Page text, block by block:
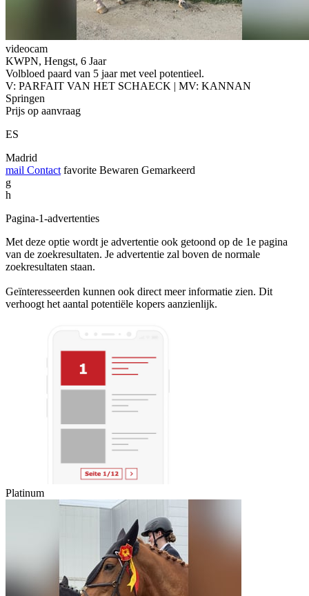
videocam
KWPN, Hengst, 6 Jaar
Volbloed paard van 5 jaar met veel potentieel.
V: PARFAIT VAN HET SCHAECK | MV: KANNAN
Springen
Prijs op aanvraag
ES
Madrid
mail Contact favorite Bewaren Gemarkeerd
g
h
Pagina-1-advertenties
Met deze optie wordt je advertentie ook getoond op de 1e pagina
van de zoekresultaten. Je advertentie zal boven de normale
zoekresultaten staan.
Geïnteresseerden kunnen ook direct meer informatie zien. Dit
verhoogt het aantal potentiële kopers aanzienlijk.
Platinum